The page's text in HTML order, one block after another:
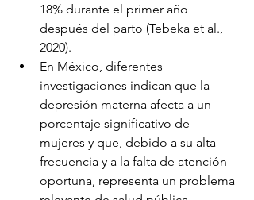
18% durante el primer año
después del parto (Tebeka et al.,
2020).
En México, diferentes
investigaciones indican que la
depresión materna afecta a un
porcentaje significativo de
mujeres y que, debido a su alta
frecuencia y a la falta de atención
oportuna, representa un problema